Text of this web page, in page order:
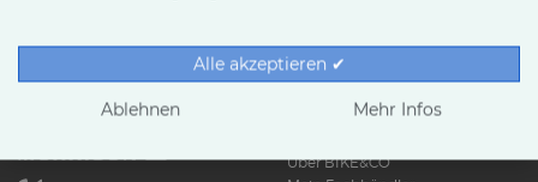
News & Trends
Ratgeber
Über BIKE&CO
Alle akzeptieren ✔
Ablehnen Mehr Infos